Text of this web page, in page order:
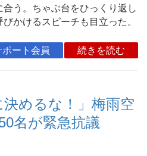
う。ちゃぶ台をひっくり返し
かけるスピーチも目立った。
ート会員 続きを読む
決めるな！」梅雨空
名が緊急抗議